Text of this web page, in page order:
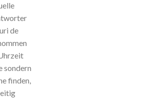
de
sondern
finden,